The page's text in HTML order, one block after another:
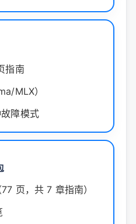
指南
MLX）
障模式
页，共 7 章指南）